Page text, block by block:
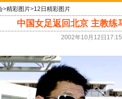
>精彩图片>12日精彩图片
中国女足返回北京 主教练
2002年10月12日